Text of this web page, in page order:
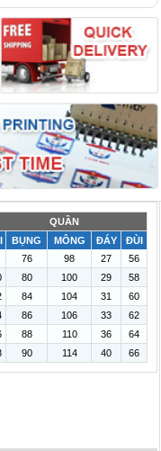
QUẦN
BỤNG MÔNG ĐÁY
ĐÙI
76 98 27
56
80 100 29
58
84 104 31
60
86 106 33
62
88 110 36
64
90 114 40 66